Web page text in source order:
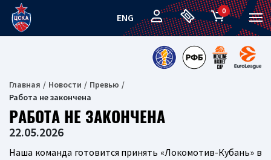
ENG
0
Главная Новости
Превью
Работа не закончена
РАБОТА НЕ ЗАКОНЧЕНА
22.05.2026
Наша команда готовится принять «Локомотив-Кубань» в